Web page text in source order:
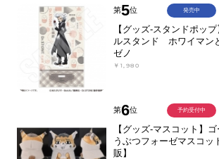
第5位
【グッズ-スタンドポッ
ルスタンド ホワイマン
ゼノ
￥1,980
発売中
第6位
【グッズ-マスコット】
うぶつフォーゼマスコッ
販】
予約受付中